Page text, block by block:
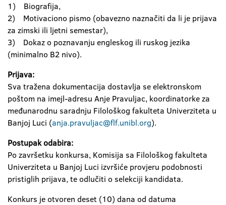
1) Biografija,
2) Motivaciono pismo (obavezno naznačiti da li je prijava
za zimski ili ljetni semestar),
3) Dokaz o poznavanju engleskog ili ruskog jezika
(minimalno B2 nivo).
Prijava:
Sva tražena dokumentacija dostavlja se elektronskom
poštom na imejl-adresu Anje Pravuljac, koordinatorke za
međunarodnu saradnju Filološkog fakulteta Univerziteta u
Banjoj Luci (anja.pravuljac@flf.unibl.org).
Postupak odabira:
Po završetku konkursa, Komisija sa Filološkog fakulteta
Univerziteta u Banjoj Luci izvršiće provjeru podobnosti
pristiglih prijava, te odlučiti o selekciji kandidata.
Konkurs je otvoren deset (10) dana od datuma